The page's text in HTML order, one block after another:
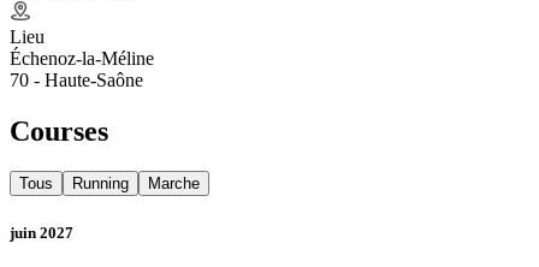
Lieu
Échenoz-la-Méline
70 - Haute-Saône
Courses
Tous Running Marche
juin 2027